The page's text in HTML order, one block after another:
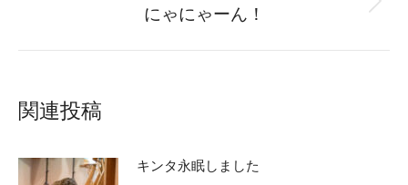
Next
にゃにゃーん！
関連投稿
キンタ永眠しました